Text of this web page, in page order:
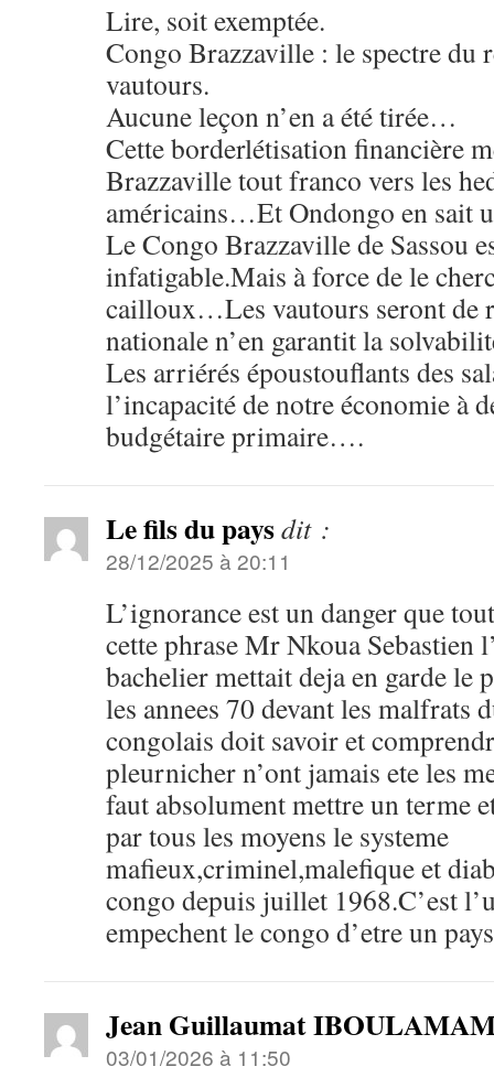
Lire, soit exemptée.
Congo Brazzaville : le spectre du
vautours.
Aucune leçon n’en a été tirée…
Cette borderlétisation financière
Brazzaville tout franco vers les
américains…Et Ondongo en sait
Le Congo Brazzaville de Sassou
infatigable.Mais à force de le
cailloux…Les vautours seront de
nationale n’en garantit la
Les arriérés époustouflants des
l’incapacité de notre économie à
budgétaire primaire….
Le fils du paysdit :
28/12/2025 à 20:11
L’ignorance est un danger que
cette phrase Mr Nkoua Sebastien
bachelier mettait deja en garde le
les annees 70 devant les malfrats
congolais doit savoir et
pleurnicher n’ont jamais ete les
faut absolument mettre un terme
par tous les moyens le systeme
mafieux,criminel,malefique et
congo depuis juillet 1968.C’est
empechent le congo d’etre un
Jean Guillaumat
03/01/2026 à 11:50